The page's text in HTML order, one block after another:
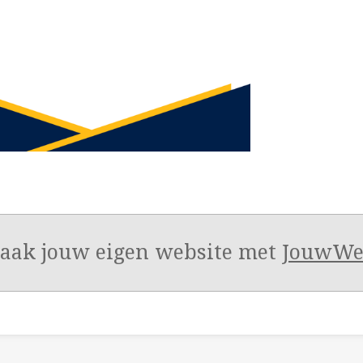
jouw eigen website met